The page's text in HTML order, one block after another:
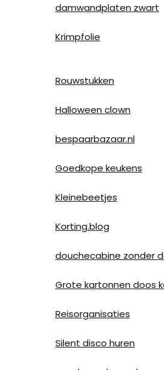
damwandplaten zwart
Krimpfolie
Rouwstukken
Halloween clown
bespaarbazaar.nl
Goedkope keukens
Kleinebeetjes
Korting.blog
douchecabine zonder
Grote kartonnen doos
Reisorganisaties
Silent disco huren